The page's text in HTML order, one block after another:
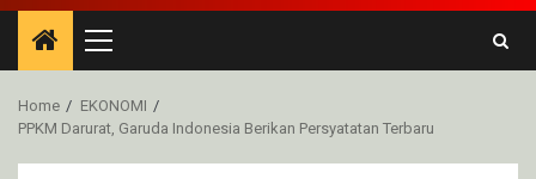
Primary
Menu
Home
EKONOMI
PPKM Darurat, Garuda Indonesia Berikan Persyatatan Terbaru